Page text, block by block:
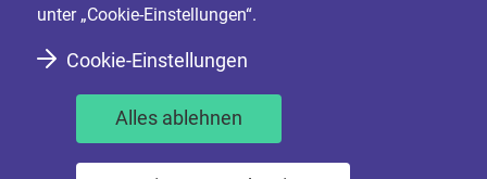
unter „Cookie-Einstellungen“.
Cookie-Einstellungen
Alles ablehnen